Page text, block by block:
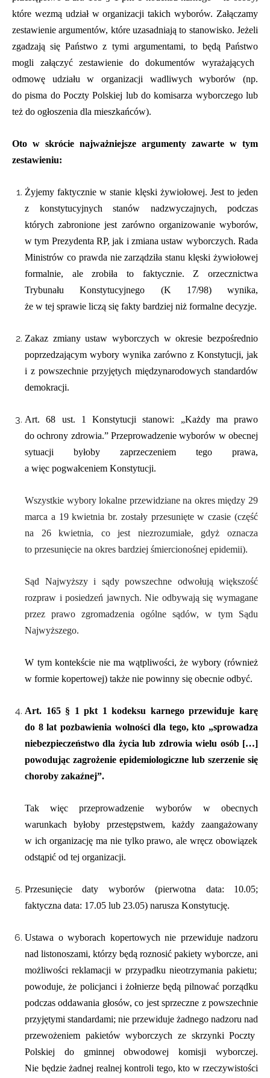
które wezmą udział worganizacjitakichwyborów. Załączamy
zestawienie argumentów, które uzasadniają to stanowisko.Jeżeli
zgadzają się Państwoz tymi argumentami, to będą Państwo
mogli załączyć zestawienie
do dokumentów wyrażających
odmowę udziału w organizacji wadliwychwyborów (np.
dopisma doPoczty Polskiej lub do komisarza wyborczegolub
też do ogłoszenia dla mieszkańców).
Oto w skrócie najważniejsze argumenty zawarte w tym
zestawieniu:
Żyjemy faktycznie w stanie klęski żywiołowej. Jest to jeden
z konstytucyjnych stanów nadzwyczajnych, podczas
których zabronionejest zarówno organizowanie wyborów,
w tym Prezydenta RP, jak i zmiana ustaw wyborczych. Rada
Ministrów co prawda nie zarządziła stanu klęski żywiołowej
formalnie, alezrobiła to faktycznie. Z orzecznictwa
Trybunału Konstytucyjnego (K 17/98) wynika,
że w tej sprawie liczą się fakty bardziej niż formalne decyzje.
Zakaz zmiany ustaw wyborczych w okresie bezpośrednio
poprzedzającym wybory wynika zarówno z Konstytucji, jak
i z powszechnie przyjętych międzynarodowych standardów
demokracji.
Art. 68 ust. 1 Konstytucji stanowi: „Każdy ma prawo
do ochrony zdrowia.”Przeprowadzenie wyborów w obecnej
sytuacji byłoby zaprzeczeniem tego prawa,
a więc pogwałceniem Konstytucji.
Wszystkie wybory lokalne przewidziane na okres między 29
marca a 19 kwietnia br. zostały przesunięte w czasie (część
na 26 kwietnia, co jest niezrozumiałe, gdyż oznacza
to przesunięcie na okres bardziej śmiercionośnej epidemii).
Sąd Najwyższy i sądy powszechne odwołują większość
rozpraw i posiedzeń jawnych. Nie odbywają się wymagane
przez prawo zgromadzenia ogólne sądów, w tym Sądu
Najwyższego.
W tym kontekście nie ma wątpliwości, że wybory (również
w formie kopertowej) także nie powinny się obecnie odbyć.
Art. 165 § 1 pkt 1kodeksu karnego przewiduje karę
do 8 lat pozbawienia wolnościdla tego, kto „sprowadza
niebezpieczeństwo dla życia lub zdrowia wielu osób […]
powodując zagrożenie epidemiologiczne lub szerzenie się
choroby zakaźnej”.
Tak więc przeprowadzenie wyborów w obecnych
warunkach byłoby przestępstwem, każdy zaangażowany
w ich organizację ma nie tylko prawo, ale wręcz obowiązek
odstąpić od tej organizacji.
Przesunięcie daty wyborów (pierwotna data: 10.05;
faktyczna data: 17.05 lub 23.05) narusza Konstytucję.
Ustawa o wyborach kopertowych nie przewidujenadzoru
nad listonoszami, którzy będą roznosić pakiety wyborcze, ani
możliwości reklamacji w przypadku nieotrzymania pakietu;
powoduje, że policjanci i żołnierze będą pilnować porządku
podczas oddawania głosów, co jest sprzeczne z powszechnie
przyjętymi standardami; nie przewiduje żadnego nadzoru nad
przewożeniem pakietów wyborczych ze skrzynki Poczty
Polskiej do gminnej obwodowej komisji wyborczej.
Nie będzieżadnej realnej kontroli tego, kto w rzeczywistości